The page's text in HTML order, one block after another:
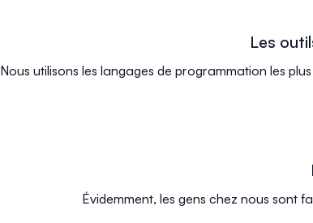
Les
Nous utilisons les langages de programmation les
Évidemment, les gens chez nous sont